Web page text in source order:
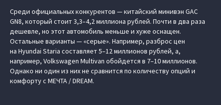
Среди официальных конкурентов — китайский минивэн GAC
GN8, который стоит 3,3–4,2 миллиона рублей. Почти в два раза
дешевле, но этот автомобиль меньше и хуже оснащен.
Остальные варианты — «серые». Например, разброс цен
на Hyundai Staria составляет 5–12 миллионов рублей, а,
например, Volkswagen Multivan обойдется в 7–10 миллионов.
Однако ни один из них не сравнится по количеству опций и
комфорту с МЕЧТА / DREAM.